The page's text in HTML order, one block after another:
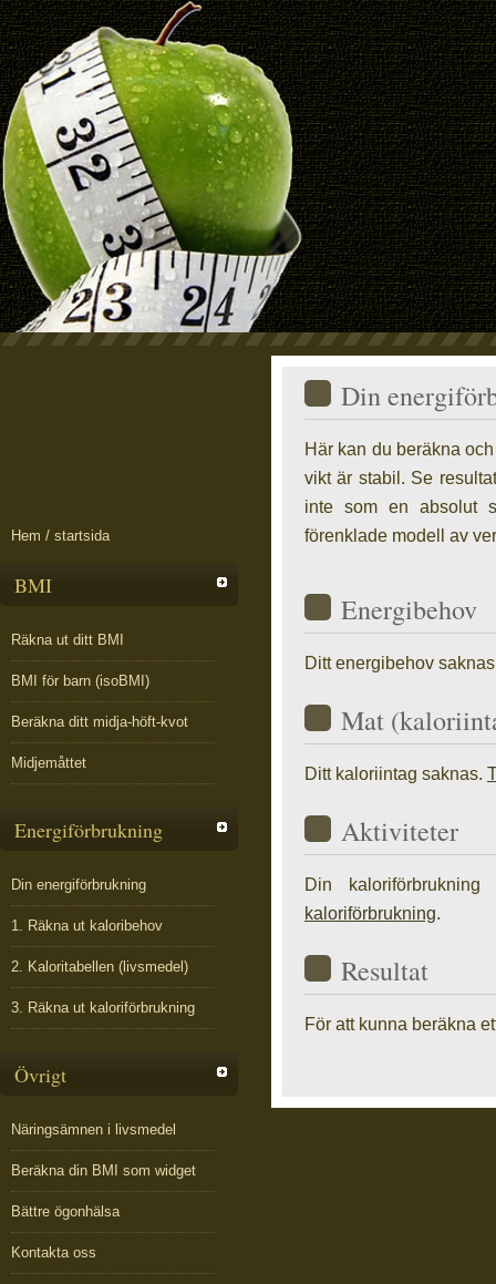
din
Hem / startsida
BMI
Räkna ut ditt BMI
BMI för barn (isoBMI)
Beräkna ditt midja-höft-kvot
Midjemåttet
Energiförbrukning
Din energiförbrukning
1. Räkna ut kaloribehov
2. Kaloritabellen (livsmedel)
3. Räkna ut kaloriförbrukning
Övrigt
Näringsämnen i livsmedel
Beräkna din BMI som widget
Bättre ögonhälsa
Kontakta oss
Din
Här kan du beräkna
vikt är stabil. Se
inte som en absolut
förenklade modell av
Energibehov
Ditt energibehov
Mat
Ditt kaloriintag saknas.
Aktiviteter
Din
kaloriförbrukning.
Resultat
För att kunna beräkna